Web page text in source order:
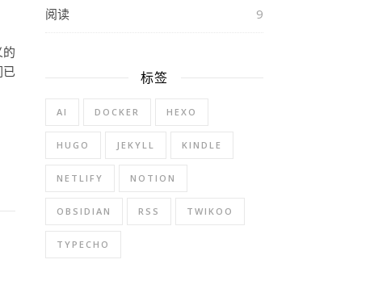
阅读 9
标签
AI DOCKER HEXO
HUGO JEKYLL KINDLE
NETLIFY NOTION
OBSIDIAN RSS TWIKOO
TYPECHO